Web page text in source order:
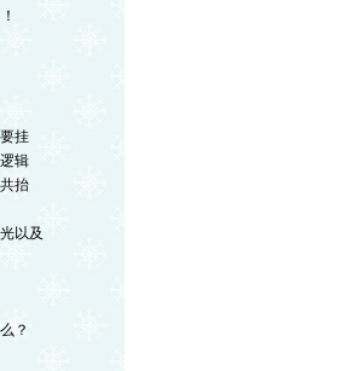
挂
辑
抬
以及
？